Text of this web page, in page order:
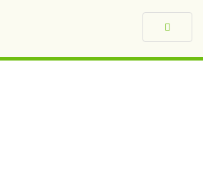
Toggle